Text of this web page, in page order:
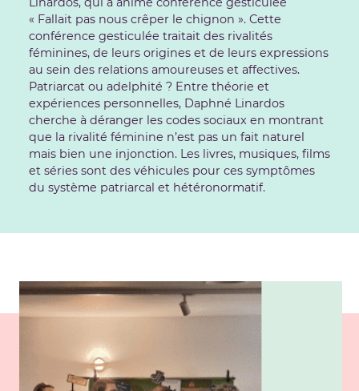
« Fallait pas nous crêper le chignon ». Cette
conférence gesticulée traitait des rivalités
féminines, de leurs origines et de leurs expressions
au sein des relations amoureuses et affectives.
Patriarcat ou adelphité ? Entre théorie et
expériences personnelles, Daphné Linardos
cherche à déranger les codes sociaux en montrant
que la rivalité féminine n’est pas un fait naturel
mais bien une injonction. Les livres, musiques, films
et séries sont des véhicules pour ces symptômes
du système patriarcal et hétéronormatif.